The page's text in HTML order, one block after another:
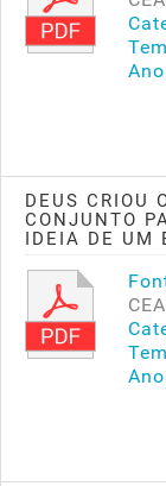
DEUS CRIOU
CONJUNTO
IDEIA DE UM